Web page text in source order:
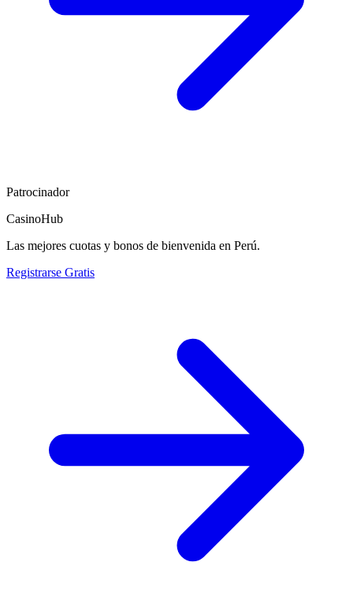
Patrocinador
CasinoHub
Las mejores cuotas y bonos de bienvenida en Perú.
Registrarse Gratis